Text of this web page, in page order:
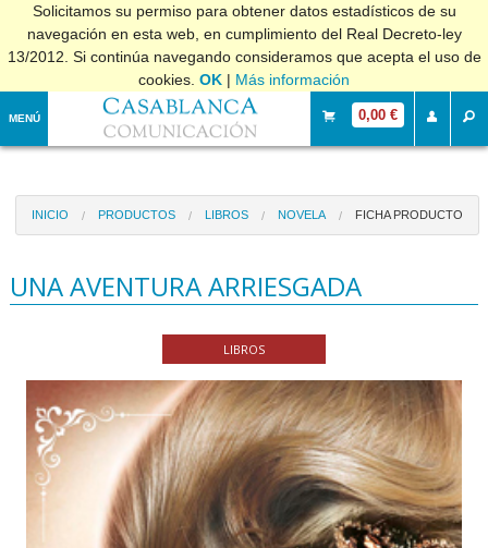
Solicitamos su permiso para obtener datos estadísticos de su
navegación en esta web, en cumplimiento del Real Decreto-ley
13/2012. Si continúa navegando consideramos que acepta el uso de
cookies. OK | Más información
MENÚ 0,00 €
INICIO PRODUCTOS LIBROS NOVELA FICHA PRODUCTO
UNA AVENTURA ARRIESGADA
LIBROS